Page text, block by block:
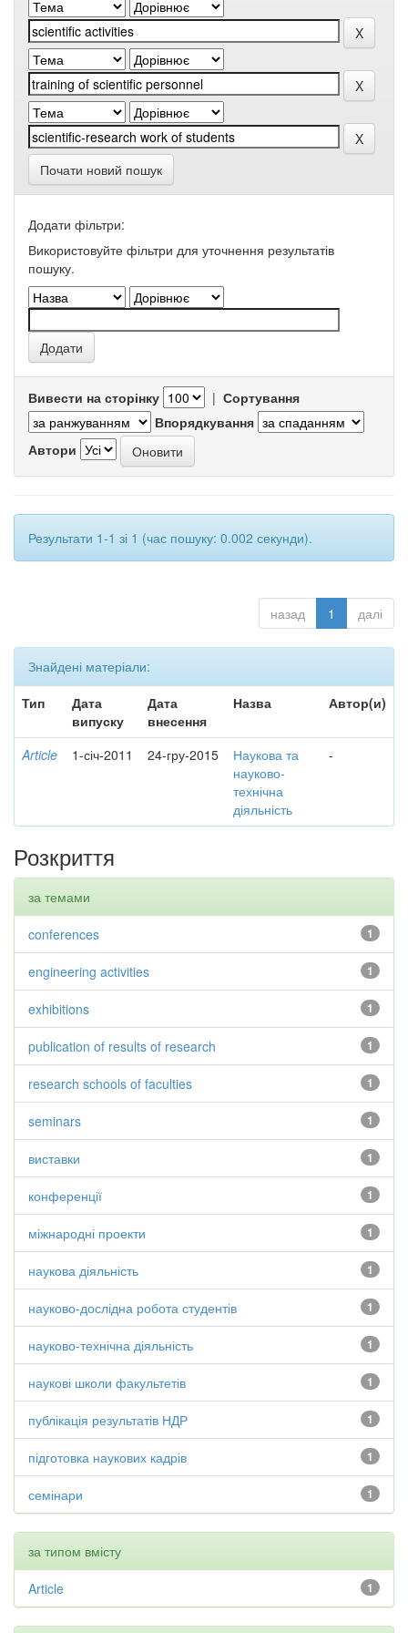
Почати новий пошук
Додати фільтри:
Використовуйте фільтри для уточнення результатів
пошуку.
Вивести на сторінку | Сортування
Впорядкування
Автори
Результати 1-1 зі 1 (час пошуку: 0.002 секунди).
назад 1 далі
Знайдені матеріали:
Тип
Дата
випуску
Дата
внесення
Назва Автор(и)
Article 1-січ-2011 24-гру-2015
Наукова та
науково-
технічна
діяльність
-
Розкриття
за темами
1
conferences
1
engineering activities
1
exhibitions
1
publication of results of research
1
research schools of faculties
1
seminars
1
виставки
1
конференції
1
міжнародні проекти
1
наукова діяльність
1
науково-дослідна робота студентів
1
науково-технічна діяльність
1
наукові школи факультетів
1
публікація результатів НДР
1
підготовка наукових кадрів
1
семінари
за типом вмісту
1
Article